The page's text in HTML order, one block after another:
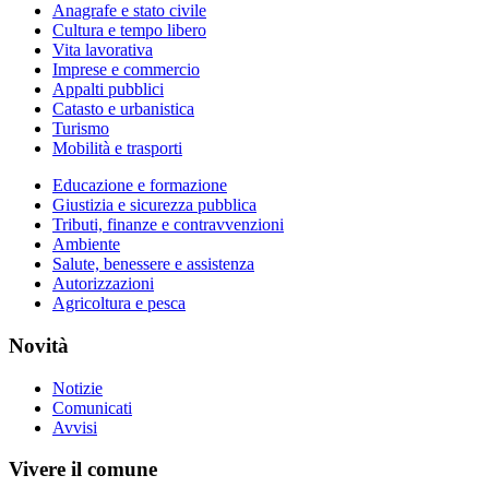
Anagrafe e stato civile
Cultura e tempo libero
Vita lavorativa
Imprese e commercio
Appalti pubblici
Catasto e urbanistica
Turismo
Mobilità e trasporti
Educazione e formazione
Giustizia e sicurezza pubblica
Tributi, finanze e contravvenzioni
Ambiente
Salute, benessere e assistenza
Autorizzazioni
Agricoltura e pesca
Novità
Notizie
Comunicati
Avvisi
Vivere il comune